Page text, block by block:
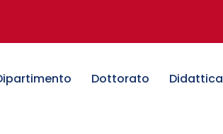
Dottorato Didattica